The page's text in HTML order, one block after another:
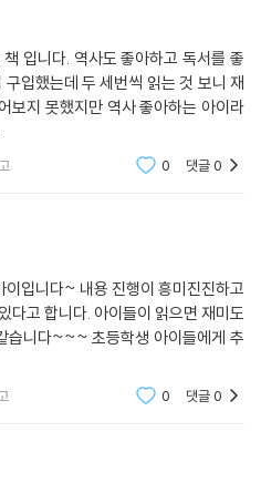
개로 호평을 이끌어 냈다. 열두 살 백
나도, 아픈 동생을 돌보며 하루하루 굶
왕자와의 만남을 계기로 궁궐에 드나
순간을 코앞에서 맞닥뜨리고, 그 한
한 가까운 이들의 죽음, 나라의 멸망
지키겠다고 의지를 다진다. 한순간
냈을 법한 어린이를 입체적으로 그리
는 신라나 고구려에 비해 남겨진 기
백제를 배경으로 한 역사동화 역시
제 최후의 날』은 최근에 발견된 유물
된 역사적 자료를 충실히 반영하여 백
점에서 더욱 의미가 깊은 작품이다.
문학상(『옥수수 뺑소니』), 2016
력에 어린이?청소년 독자들의 공감
입니다. 역사도 좋아하고 독서를 좋
입했는데 두 세번씩 읽는 것 보니 재
보지 못했지만 역사 좋아하는 아이라
0 댓글0
입니다~ 내용 진행이 흥미진진하고
다고 합니다. 아이들이 읽으면 재미도
습니다~~~ 초등학생 아이들에게 추
0 댓글0